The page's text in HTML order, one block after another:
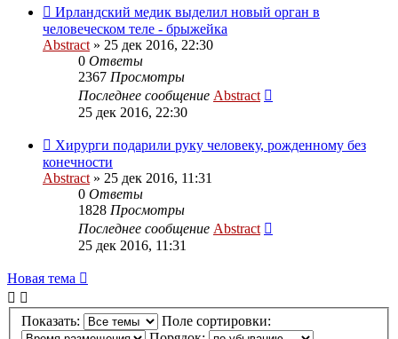
Ирландский медик выделил новый орган в
человеческом теле - брыжейка
Abstract » 25 дек 2016, 22:30
0 Ответы
2367 Просмотры
Последнее сообщение Abstract
25 дек 2016, 22:30
Хирурги подарили руку человеку, рожденному без
конечности
Abstract » 25 дек 2016, 11:31
0 Ответы
1828 Просмотры
Последнее сообщение Abstract
25 дек 2016, 11:31
Новая тема
Показать:
Поле сортировки: